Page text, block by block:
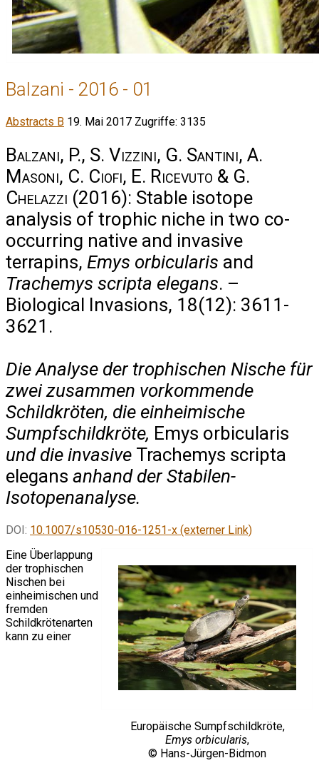
Balzani - 2016 - 01
Abstracts B 19. Mai 2017 Zugriffe: 3135
Balzani, P., S. Vizzini, G. Santini, A.
Masoni, C. Ciofi, E. Ricevuto & G.
Chelazzi (2016): Stable isotope
analysis of trophic niche in two co-
occurring native and invasive
terrapins, Emys orbicularis and
Trachemys scripta elegans. –
Biological Invasions, 18(12): 3611-
3621.
Die Analyse der trophischen Nische für
zwei zusammen vorkommende
Schildkröten, die einheimische
Sumpfschildkröte, Emys orbicularis
und die invasive Trachemys scripta
elegans anhand der Stabilen-
Isotopenanalyse.
DOI: 10.1007/s10530-016-1251-x (externer Link)
Europäische Sumpfschildkröte,
Emys orbicularis,
© Hans-Jürgen-Bidmon
Eine Überlappung
der trophischen
Nischen bei
einheimischen und
fremden
Schildkrötenarten
kann zu einer